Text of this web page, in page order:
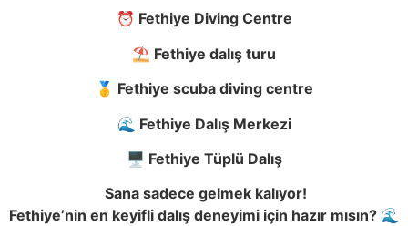
⏰ Fethiye Diving Centre
⛱️ Fethiye dalış turu
🥇 Fethiye scuba diving centre
🌊 Fethiye Dalış Merkezi
🖥️ Fethiye Tüplü Dalış
Sana sadece gelmek kalıyor!
Fethiye’nin en keyifli dalış deneyimi için hazır mısın? 🌊